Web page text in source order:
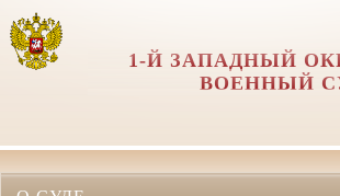
1-Й ЗАПАДНЫЙ
ВОЕННЫЙ